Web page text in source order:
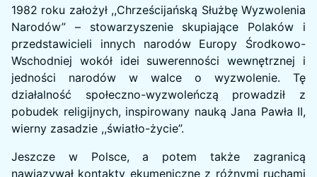
1982 roku założył ,,Chrześcijańską Służbę Wyzwolenia
Narodów” – stowarzyszenie skupiające Polaków i
przedstawicieli innych narodów Europy Środkowo-
Wschodniej wokół idei suwerenności wewnętrznej i
jedności narodów w walce o wyzwolenie. Tę
działalność społeczno-wyzwoleńczą prowadził z
pobudek religijnych, inspirowany nauką Jana Pawła II,
wierny zasadzie ,,światło-życie”.
Jeszcze w Polsce, a potem także zagranicą
nawiązywał kontakty ekumeniczne z różnymi ruchami